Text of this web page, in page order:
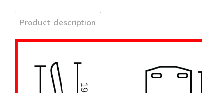
Product description